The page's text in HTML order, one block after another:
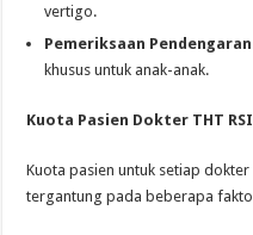
vertigo.
Pemeriksaan Pendengaran
khusus untuk anak-anak.
Kuota Pasien Dokter THT
Kuota pasien untuk setiap dokter
tergantung pada beberapa